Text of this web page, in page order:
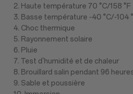
2. Haute température 70 °C/158 °F
3. Basse température -40 °C/-104
4. Choc thermique
5. Rayonnement solaire
6. Pluie
7. Test d'humidité et de chaleur
8. Brouillard salin pendant 96
9. Sable et poussière